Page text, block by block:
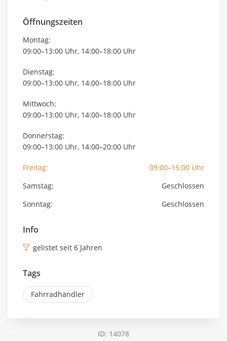
Öffnungszeiten
Montag:
09:00–13:00 Uhr, 14:00–18:00 Uhr
Dienstag:
09:00–13:00 Uhr, 14:00–18:00 Uhr
Mittwoch:
09:00–13:00 Uhr, 14:00–18:00 Uhr
Donnerstag:
09:00–13:00 Uhr, 14:00–20:00 Uhr
Freitag:
09:00–15:00 Uhr
Samstag:
Geschlossen
Sonntag:
Geschlossen
Info
gelistet seit 6 Jahren
Tags
Fahrradhändler
ID: 14078